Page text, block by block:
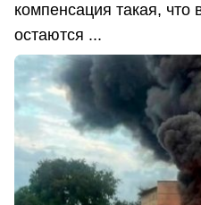
компенсация такая, что
остаются ...